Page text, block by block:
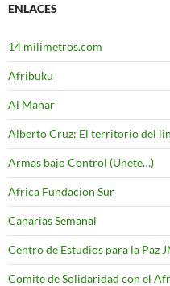
ENLACES
14 milimetros.com
Afribuku
Al Manar
Alberto Cruz: El territorio del
Armas bajo Control (Unete…)
Africa Fundacion Sur
Canarias Semanal
Centro de Estudios para la Paz
Comite de Solidaridad con el